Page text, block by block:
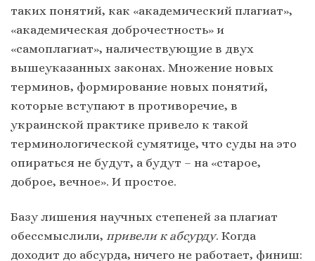
таких понятий, как «академический плагиат»,
«академическая доброчестность» и
«самоплагиат», наличествующие в двух
вышеуказанных законах. Множение новых
терминов, формирование новых понятий,
которые вступают в противоречие, в
украинской практике привело к такой
терминологической сумятице, что суды на это
опираться не будут, а будут – на «старое,
доброе, вечное». И простое.
Базу лишения научных степеней за плагиат
обессмыслили, привели к абсурду. Когда
доходит до абсурда, ничего не работает, финиш: